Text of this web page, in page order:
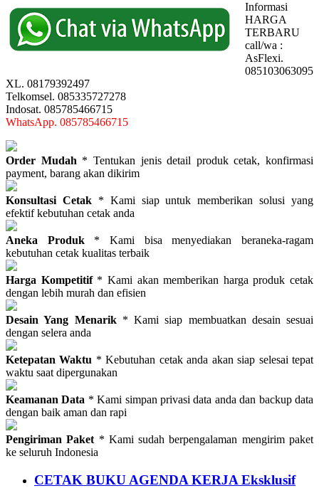
Informasi
HARGA
TERBARU
call/wa :
AsFlexi.
085103063095
XL. 08179392497
Telkomsel. 085335727278
Indosat. 085785466715
WhatsApp. 085785466715
Order Mudah * Tentukan jenis detail produk cetak, konfirmasi
payment, barang akan dikirim
Konsultasi Cetak* Kami siap untuk memberikan solusi yang
efektif kebutuhan cetak anda
Aneka Produk * Kami bisa menyediakan beraneka-ragam
kebutuhan cetak kualitas terbaik
Harga Kompetitif* Kami akan memberikan harga produk cetak
dengan lebih murah dan efisien
Desain Yang Menarik* Kami siap membuatkan desain sesuai
dengan selera anda
Ketepatan Waktu * Kebutuhan cetak anda akan siap selesai tepat
waktu saat dipergunakan
Keamanan Data * Kami simpan privasi data anda dan backup data
dengan baik aman dan rapi
Pengiriman Paket * Kami sudah berpengalaman mengirim paket
ke seluruh Indonesia
CETAK BUKU AGENDA KERJA Eksklusif